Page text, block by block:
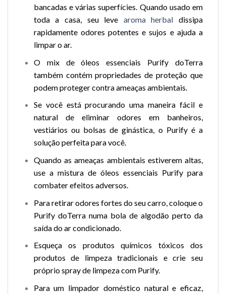
bancadas e várias superfícies. Quando usado em
toda a casa, seu leve aroma herbal dissipa
rapidamente odores potentes e sujos e ajuda a
limpar o ar.
O mix de óleos essenciais Purify doTerra
também contém propriedades de proteção que
podem proteger contra ameaças ambientais.
Se você está procurando uma maneira fácil e
natural de eliminar odores em banheiros,
vestiários ou bolsas de ginástica, o Purify é a
solução perfeita para você.
Quando as ameaças ambientais estiverem altas,
use a mistura de óleos essenciais Purify para
combater efeitos adversos.
Para retirar odores fortes do seu carro, coloque o
Purify doTerra numa bola de algodão perto da
saída do ar condicionado.
Esqueça os produtos químicos tóxicos dos
produtos de limpeza tradicionais e crie seu
próprio spray de limpeza com Purify.
Para um limpador doméstico natural e eficaz,